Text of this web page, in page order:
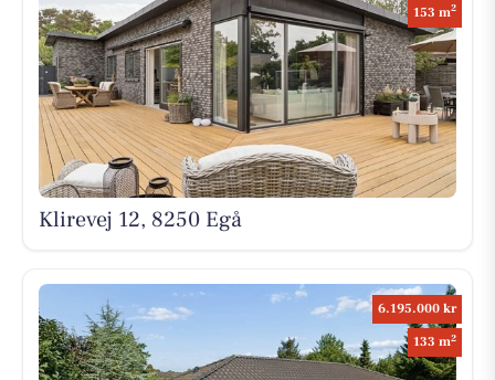
153 m2
Klirevej 12, 8250 Egå
6.195.000 kr
133 m2